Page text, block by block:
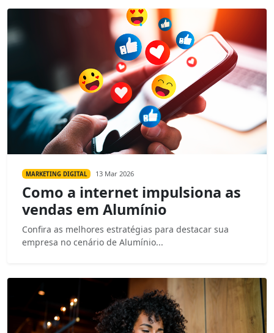
MARKETING DIGITAL 13 Mar 2026
Como a internet impulsiona as
vendas em Alumínio
Confira as melhores estratégias para destacar sua
empresa no cenário de Alumínio...